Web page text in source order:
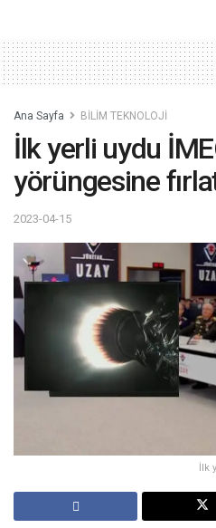
Ana Sayfa BİLİM TEKNOLOJİ
İlk yerli uydu
yörüngesine
2023-04-15
İlk